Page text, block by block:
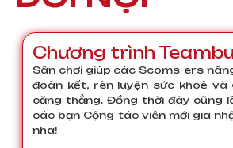
Chương trình
Sân chơi giúp các Scoms-ers
đoàn kết, rèn luyện sức khoẻ và
căng thẳng. Đồng thời đây cũng
các bạn Cộng tác viên mới gia
nha!